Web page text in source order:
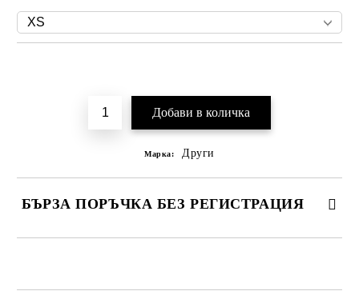
Марка: Други
БЪРЗА ПОРЪЧКА БЕЗ РЕГИСТРАЦИЯ